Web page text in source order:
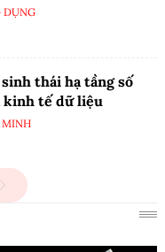
DỤNG
thái hạ tầng số
kinh tế dữ liệu
MINH